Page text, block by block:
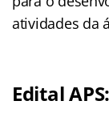
atividades da
Edital